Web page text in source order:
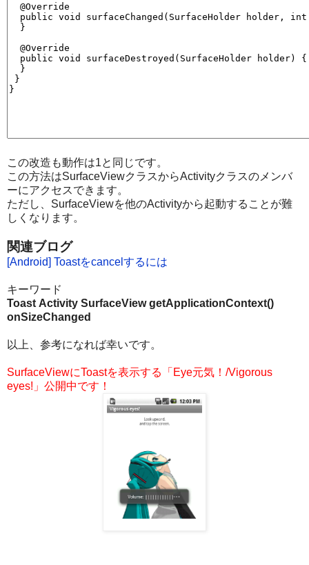
この改造も動作は1と同じです。
この方法はSurfaceViewクラスからActivityクラスのメンバ
ーにアクセスできます。
ただし、SurfaceViewを他のActivityから起動することが難
しくなります。
関連ブログ
[Android] Toastをcancelするには
キーワード
Toast Activity SurfaceView getApplicationContext()
onSizeChanged
以上、参考になれば幸いです。
SurfaceViewにToastを表示する「Eye元気！/Vigorous
eyes!」公開中です！